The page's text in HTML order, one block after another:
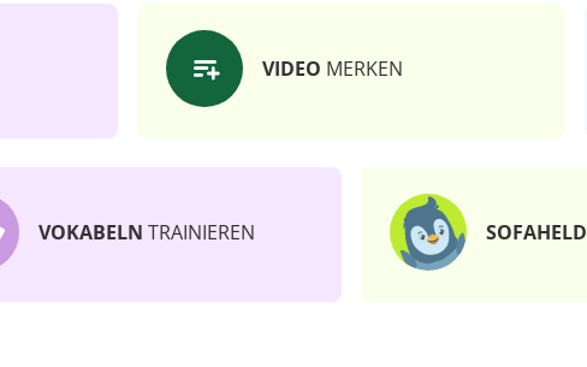
VIDEO MERKEN
VOKABELN TRAINIEREN SOFAHELD